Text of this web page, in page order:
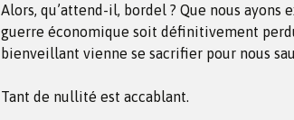
Alors, qu’attend-il, bordel ? Que nous ayons
guerre économique soit définitivement
bienveillant vienne se sacrifier pour nous
Tant de nullité est accablant.